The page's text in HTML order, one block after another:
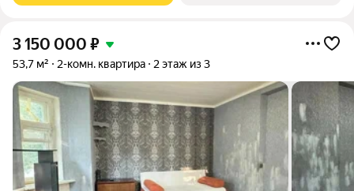
3 150 000 ₽
53,7 м² 2-комн. квартира 2 этаж из 3